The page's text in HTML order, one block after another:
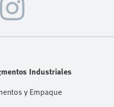
Industriales
y Empaque